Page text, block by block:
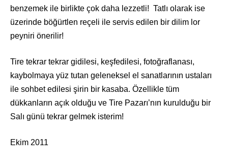
benzemek ile birlikte çok daha lezzetli! Tatlı olarak ise
üzerinde böğürtlen reçeli ile servis edilen bir dilim lor
peyniri önerilir!
Tire tekrar tekrar gidilesi, keşfedilesi, fotoğraflanası,
kaybolmaya yüz tutan geleneksel el sanatlarının ustaları
ile sohbet edilesi şirin bir kasaba. Özellikle tüm
dükkanların açık olduğu ve Tire Pazarı’nın kurulduğu bir
Salı günü tekrar gelmek isterim!
Ekim 2011